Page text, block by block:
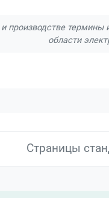
производстве термины
области
Страницы